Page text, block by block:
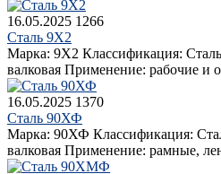
16.05.2025 1266
Сталь 9Х2
Марка: 9Х2 Классификация:
валковая Применение: рабочие и
16.05.2025 1370
Сталь 90ХФ
Марка: 90ХФ Классификация:
валковая Применение: рамные,